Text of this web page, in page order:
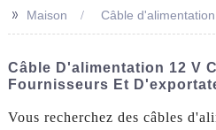
>> Maison Câble
Câble D'alimentation 12 V
Fournisseurs Et
Vous recherchez des câbles